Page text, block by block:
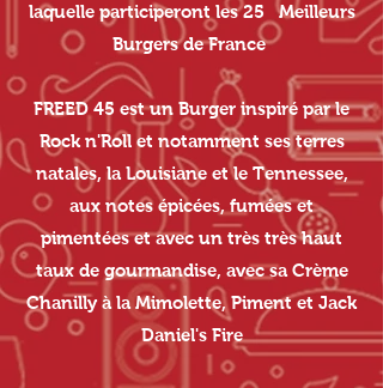
laquelle participeront les 25 Meilleurs
Burgers de France
FREED 45 est un Burger inspiré par le
Rock n'Roll et notamment ses terres
natales, la Louisiane et le Tennessee,
aux notes épicées, fumées et
pimentées et avec un très très haut
taux de gourmandise, avec sa Crème
Chanilly à la Mimolette, Piment et Jack
Daniel's Fire